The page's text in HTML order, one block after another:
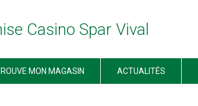
Casino Spar Vival
MON MAGASIN ACTUALITÉS